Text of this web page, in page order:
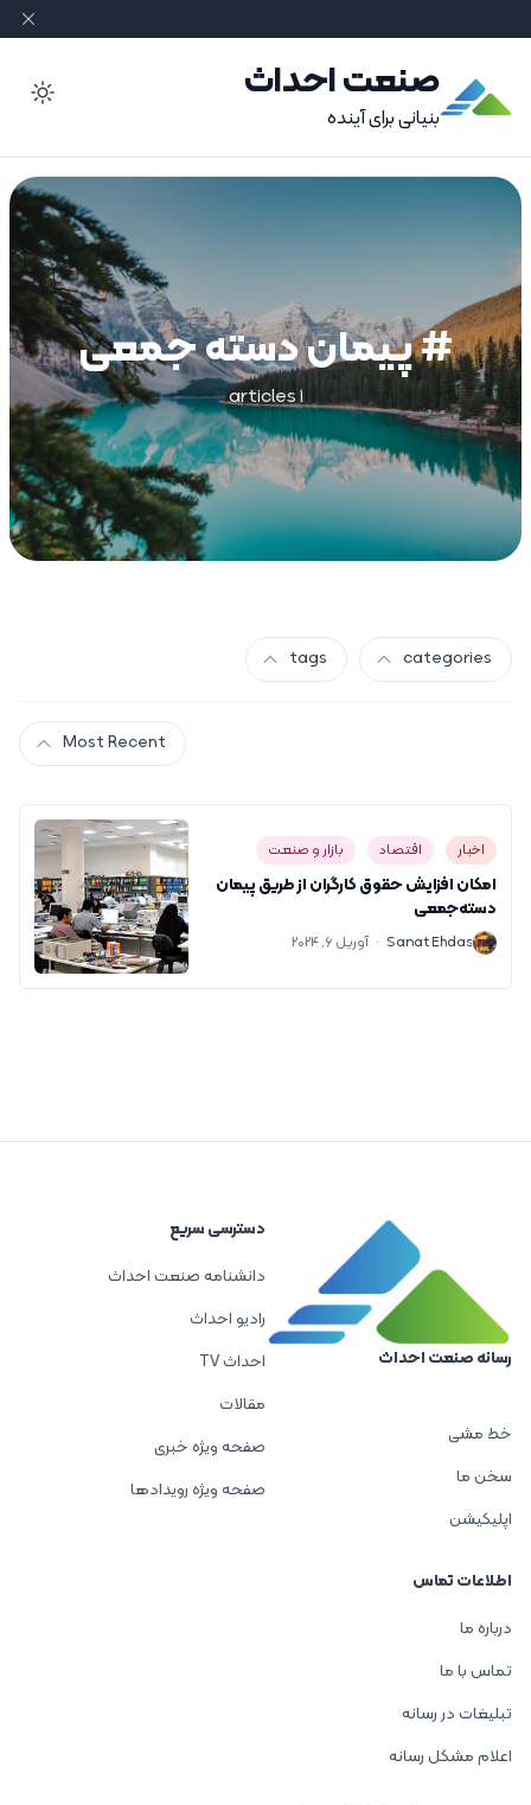
صنعت احداث
بنیانی برای آینده
# پیمان دسته جمعی
1 articles
categories
tags
Most Recent
اخبار اقتصاد بازار و صنعت
امکان افزایش حقوق کارگران از طریق پیمان
دسته‌جمعی
S
Sanat Ehdas
· آوریل 6, 2024
رسانه صنعت احداث
خط مشی
سخن ما
اپلیکیشن
دسترسی سریع
دانشنامه صنعت احداث
رادیو احداث
احداث TV
مقالات
صفحه ویژه خبری
صفحه ویژه رویدادها
اطلاعات تماس
درباره ما
تماس با ما
تبلیغات در رسانه
اعلام مشکل رسانه